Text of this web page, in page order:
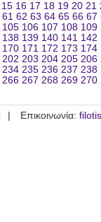
15 16 17 18 19 20 21
61 62 63 64 65 66 67
105 106 107 108 109
138 139 140 141 142
170 171 172 173 174
202 203 204 205 206
234 235 236 237 238
266 267 268 269 270
Επικοινωνία: